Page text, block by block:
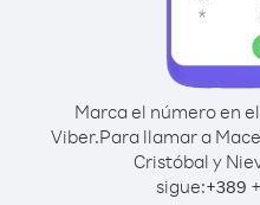
Marca el número en
Viber.Para llamar a
Cristóbal y
sigue:+389 +